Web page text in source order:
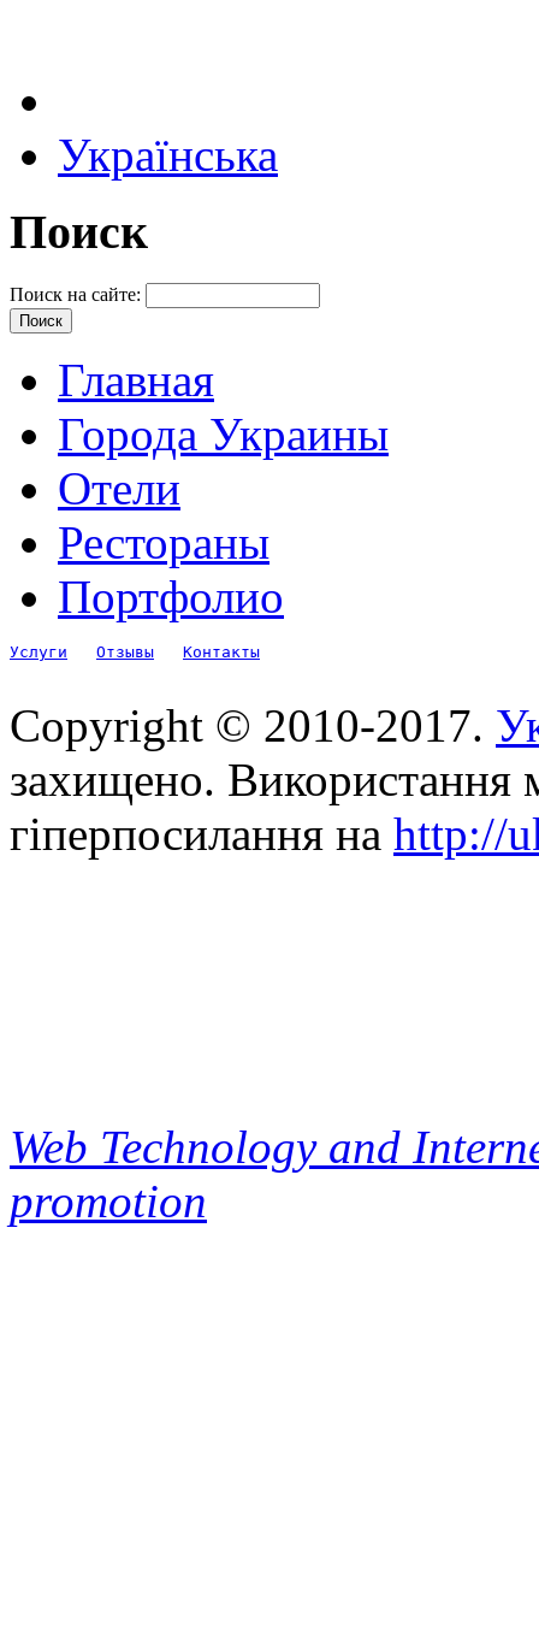
Українська
Поиск
Поиск на сайте:
Главная
Города Украины
Отели
Рестораны
Портфолио
Услуги Отзывы Контакты
Copyright © 2010-2017.
захищено. Використання
гіперпосилання на http://
Web Technology and
promotion